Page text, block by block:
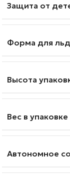
Защита от
Форма для
Высота
Вес в упаковке
Автономное